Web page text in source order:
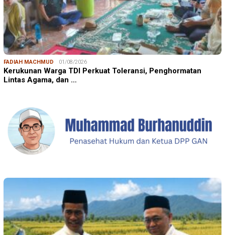
FADIAH MACHMUD 01/08/2026
Kerukunan Warga TDI Perkuat Toleransi, Penghormatan
Lintas Agama, dan …